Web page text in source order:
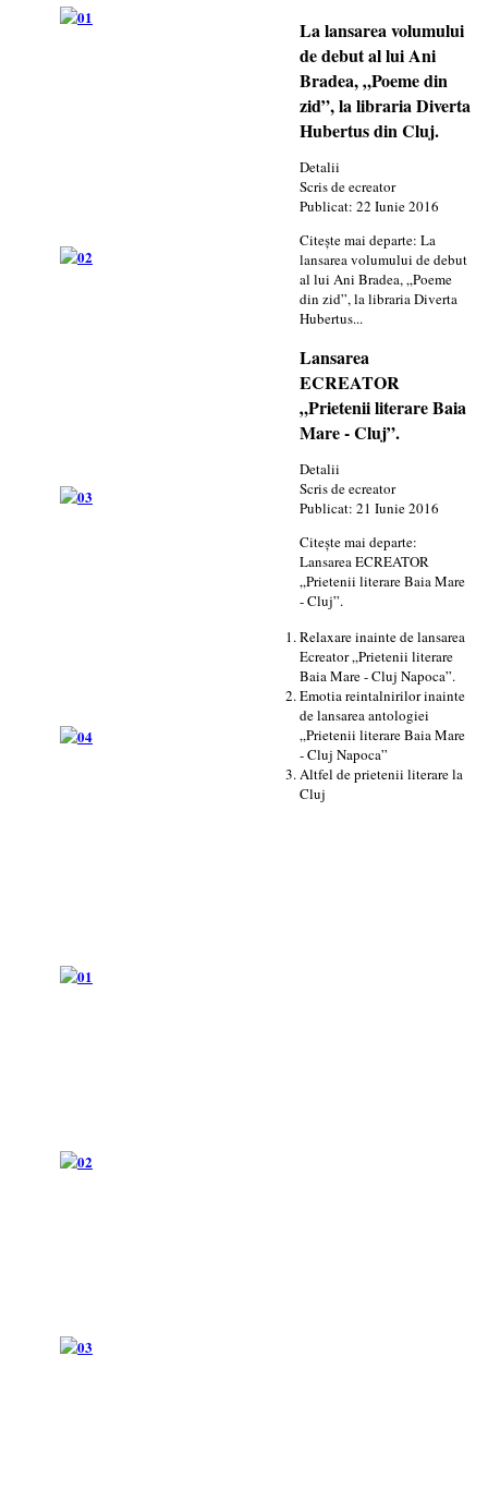
La lansarea volumului
de debut al lui Ani
Bradea, „Poeme din
zid”, la libraria Diverta
Hubertus din Cluj.
Detalii
Scris deecreator
Publicat: 22 Iunie 2016
Citește mai departe: La
lansarea volumului de debut
al lui Ani Bradea, „Poeme
din zid”, la libraria Diverta
Hubertus...
Lansarea
ECREATOR
„Prietenii literare Baia
Mare - Cluj”.
Detalii
Scris deecreator
Publicat: 21 Iunie 2016
Citește mai departe:
Lansarea ECREATOR
„Prietenii literare Baia Mare
- Cluj”.
Relaxare inainte de lansarea
Ecreator „Prietenii literare
Baia Mare - Cluj Napoca”.
Emotia reintalnirilor inainte
de lansarea antologiei
„Prietenii literare Baia Mare
- Cluj Napoca”
Altfel de prietenii literare la
Cluj